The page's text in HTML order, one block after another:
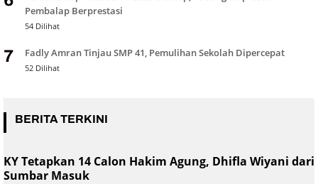
Pembalap Berprestasi
54 Dilihat
7 Fadly Amran Tinjau SMP 41, Pemulihan Sekolah Dipercepat
52 Dilihat
BERITA TERKINI
KY Tetapkan 14 Calon Hakim Agung, Dhifla Wiyani dari
Sumbar Masuk